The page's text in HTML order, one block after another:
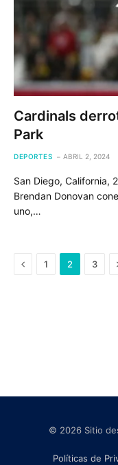
Cardinals
Park
DEPORTES ABRIL 2, 2024
San Diego, California,
Brendan Donovan
uno,…
Previous
1 2 3
© 2026 Sitio
Políticas de